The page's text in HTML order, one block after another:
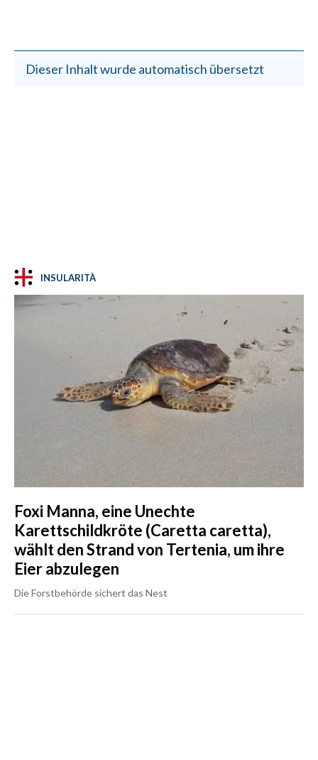
Dieser Inhalt wurde automatisch übersetzt
INSULARITÀ
Foxi Manna, eine Unechte
Karettschildkröte (Caretta caretta),
wählt den Strand von Tertenia, um ihre
Eier abzulegen
Die Forstbehörde sichert das Nest